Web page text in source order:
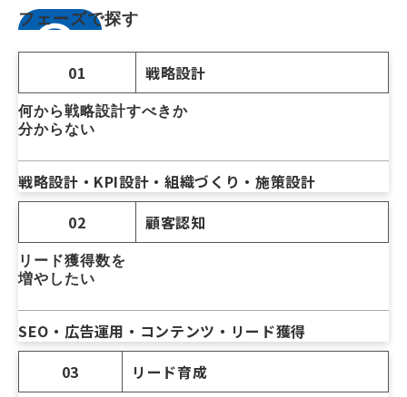
フェーズで探す
01 戦略設計
何から戦略設計すべきか
分からない
戦略設計・KPI設計・組織づくり・施策設計
02
顧客認知
リード獲得数を
増やしたい
SEO・広告運用・コンテンツ・リード獲得
03
リード育成